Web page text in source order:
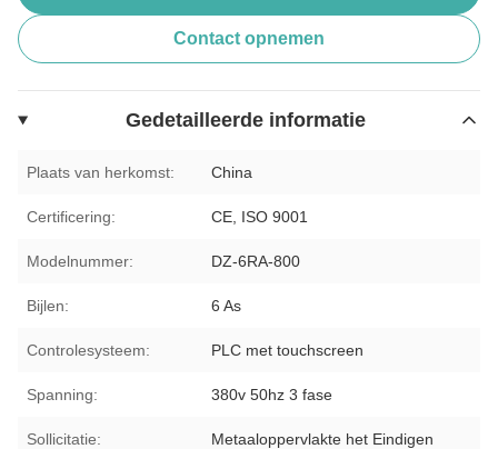
Contact opnemen
Gedetailleerde informatie
Plaats van herkomst: China
Certificering: CE, ISO 9001
Modelnummer: DZ-6RA-800
Bijlen: 6 As
Controlesysteem: PLC met touchscreen
Spanning: 380v 50hz 3 fase
Sollicitatie: Metaaloppervlakte het Eindigen